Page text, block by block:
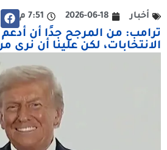
أخبار 2026-06-18 7:51 م
ترامب: من المرجح جدًا أن أدعم
الانتخابات، لكن علينا أن